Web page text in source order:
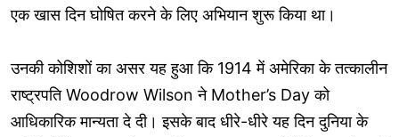
एक खास दिन घोषित करने के लिए अभियान शुरू किया था।
उनकी कोशिशों का असर यह हुआ कि 1914 में अमेरिका के तत्कालीन
राष्ट्रपति Woodrow Wilson ने Mother’s Day को
आधिकारिक मान्यता दे दी। इसके बाद धीरे-धीरे यह दिन दुनिया के